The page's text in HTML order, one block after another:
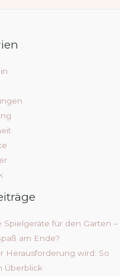
für den Garten –
am Ende?
Herausforderung wird: So
Überblick